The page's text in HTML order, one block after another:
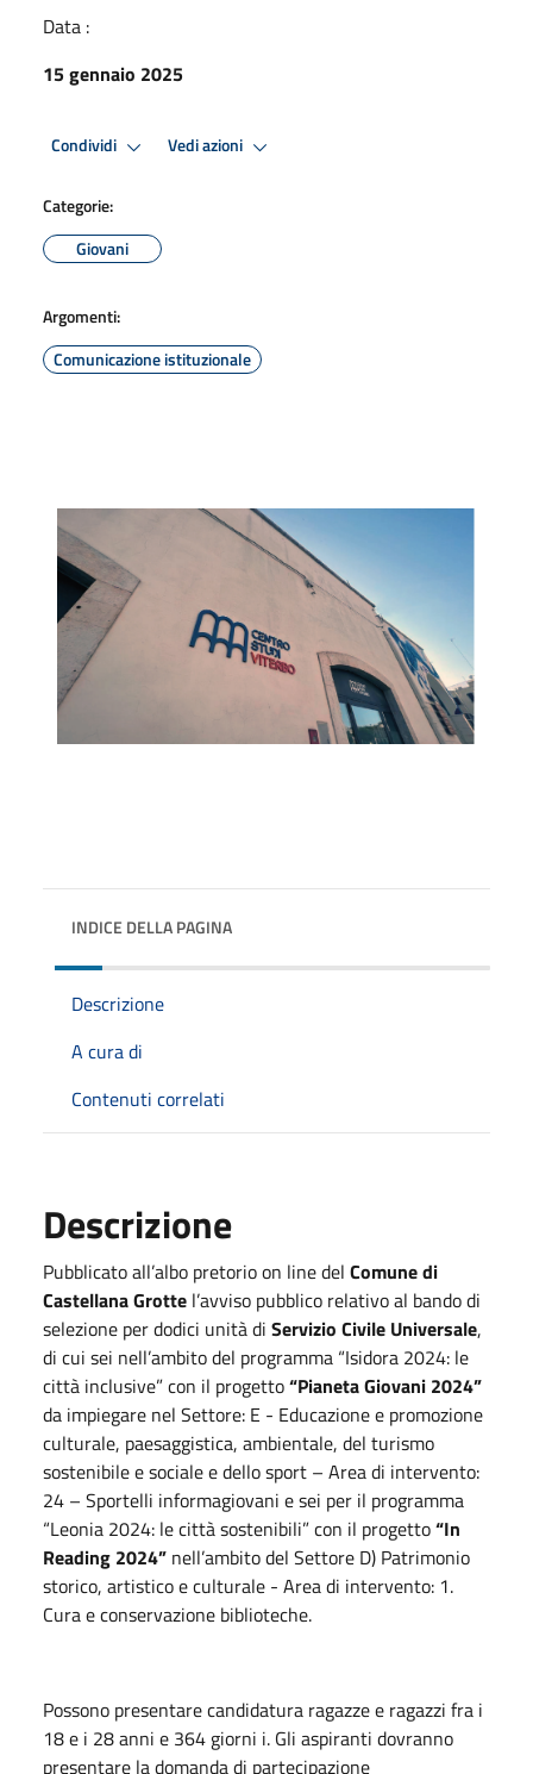
Data :
15 gennaio 2025
Condividi Vedi azioni
Categorie:
Giovani
Argomenti:
Comunicazione istituzionale
INDICE DELLA PAGINA
Descrizione
A cura di
Contenuti correlati
Descrizione
Pubblicato all’albo pretorio on line del Comune di
Castellana Grotte l’avviso pubblico relativo al bando di
selezione per dodici unità di Servizio Civile Universale,
di cui sei nell’ambito del programma “Isidora 2024: le
città inclusive” con il progetto“Pianeta Giovani 2024”
da impiegare nel Settore: E - Educazione e promozione
culturale, paesaggistica, ambientale, del turismo
sostenibile e sociale e dello sport – Area di intervento:
24 – Sportelli informagiovani e sei per il programma
“Leonia 2024: le città sostenibili” con il progetto“In
Reading 2024” nell’ambito del Settore D) Patrimonio
storico, artistico e culturale - Area di intervento: 1.
Cura e conservazione biblioteche.
Possono presentare candidatura ragazze e ragazzi fra i
18 e i 28 anni e 364 giorni i. Gli aspiranti dovranno
presentare la domanda di partecipazione